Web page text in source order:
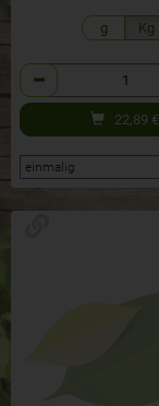
g Kg
Anzahl
22,89 €